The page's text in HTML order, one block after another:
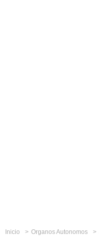
Inicio Organos Autonomos